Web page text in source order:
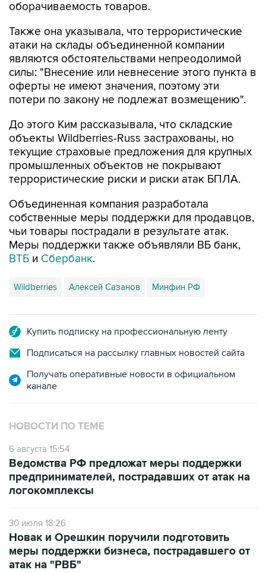
оборачиваемость товаров.
Также она указывала, что террористические
атаки на склады объединенной компании
являются обстоятельствами непреодолимой
силы: "Внесение или невнесение этого пункта в
оферты не имеют значения, поэтому эти
потери по закону не подлежат возмещению".
До этого Ким рассказывала, что складские
объекты Wildberries-Russ застрахованы, но
текущие страховые предложения для крупных
промышленных объектов не покрывают
террористические риски и риски атак БПЛА.
Объединенная компания разработала
собственные меры поддержки для продавцов,
чьи товары пострадали в результате атак.
Меры поддержки также объявляли ВБ банк,
ВТБ и Сбербанк.
Wildberries Алексей Сазанов Минфин РФ
Купить подписку на профессиональную ленту
Подписаться на рассылку главных новостей сайта
Получать оперативные новости в официальном
канале
НОВОСТИ ПО ТЕМЕ
6 августа 15:54
Ведомства РФ предложат меры поддержки
предпринимателей, пострадавших от атак на
логокомплексы
30 июля 18:26
Новак и Орешкин поручили подготовить
меры поддержки бизнеса, пострадавшего от
атак на "РВБ"